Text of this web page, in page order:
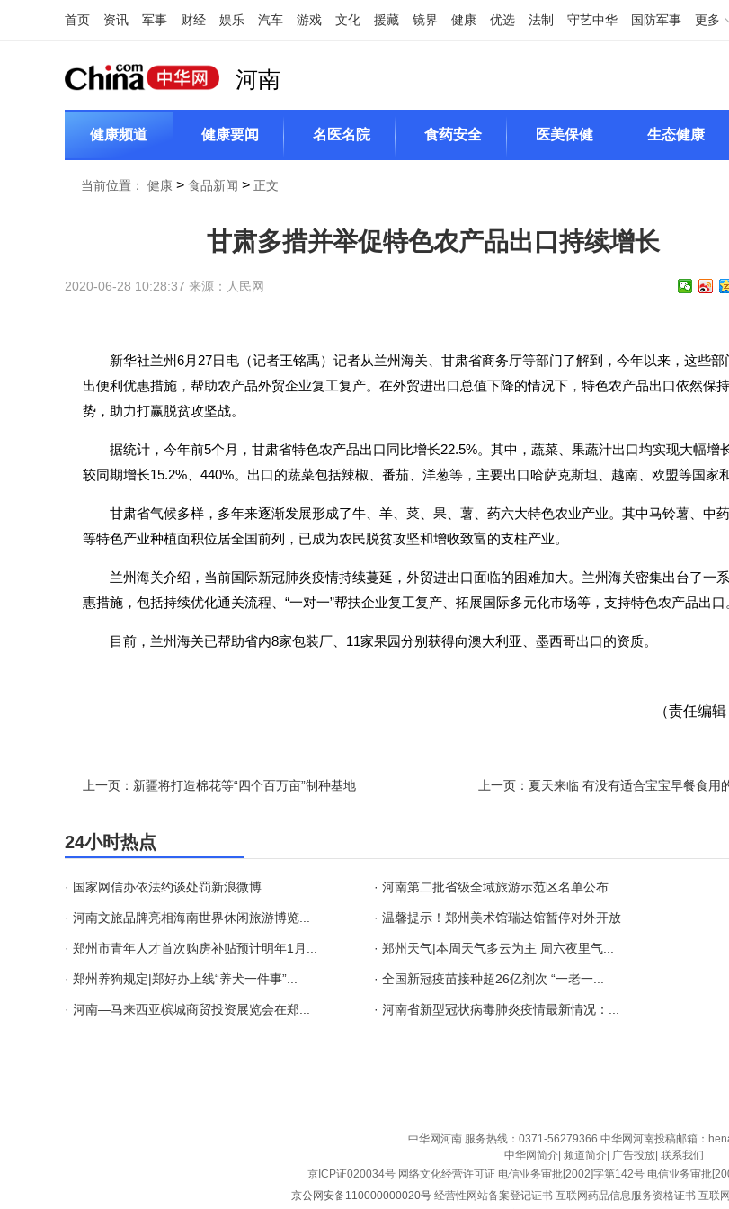
首页 资讯 军事 财经 娱乐 汽车 游戏 文化 援藏 镜界 健康 优选 法制 守艺中华 国防军事 更多
河南
健康频道 健康要闻 名医名院 食药安全 医美保健 生态健康
当前位置： 健康 > 食品新闻 > 正文
甘肃多措并举促特色农产品出口持续增长
2020-06-28 10:28:37 来源： 人民网
新华社兰州6月27日电（记者王铭禹）记者从兰州海关、甘肃省商务厅等部门了解到，今年以来，这些部
出便利优惠措施，帮助农产品外贸企业复工复产。在外贸进出口总值下降的情况下，特色农产品出口依然保
势，助力打赢脱贫攻坚战。
据统计，今年前5个月，甘肃省特色农产品出口同比增长22.5%。其中，蔬菜、果蔬汁出口均实现大幅增
较同期增长15.2%、440%。出口的蔬菜包括辣椒、番茄、洋葱等，主要出口哈萨克斯坦、越南、欧盟等国家和
甘肃省气候多样，多年来逐渐发展形成了牛、羊、菜、果、薯、药六大特色农业产业。其中马铃薯、中
等特色产业种植面积位居全国前列，已成为农民脱贫攻坚和增收致富的支柱产业。
兰州海关介绍，当前国际新冠肺炎疫情持续蔓延，外贸进出口面临的困难加大。兰州海关密集出台了一
惠措施，包括持续优化通关流程、“一对一”帮扶企业复工复产、拓展国际多元化市场等，支持特色农产品出口
目前，兰州海关已帮助省内8家包装厂、11家果园分别获得向澳大利亚、墨西哥出口的资质。
（责任编辑
上一页：新疆将打造棉花等“四个百万亩”制种基地 上一页：夏天来临 有没有适合宝宝早餐食用
24小时热点
· 国家网信办依法约谈处罚新浪微博 · 河南第二批省级全域旅游示范区名单公布...
· 河南文旅品牌亮相海南世界休闲旅游博览... · 温馨提示！郑州美术馆瑞达馆暂停对外开放
· 郑州市青年人才首次购房补贴预计明年1月... · 郑州天气|本周天气多云为主 周六夜里气...
· 郑州养狗规定|郑好办上线“养犬一件事”... · 全国新冠疫苗接种超26亿剂次 “一老一...
· 河南—马来西亚槟城商贸投资展览会在郑... · 河南省新型冠状病毒肺炎疫情最新情况：...
中华网河南服务热线：0371-56279366 中华网河南投稿邮箱：
中华网简介 频道简介 广告投放 联系我们
京ICP证020034号 网络文化经营许可证 电信业务审批[2002]字第142号 电信业务审批
京公网安备110000000020号 经营性网站备案登记证书 互联网药品信息服务资格证书 互联